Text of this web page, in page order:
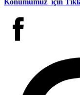
Konumumuz için